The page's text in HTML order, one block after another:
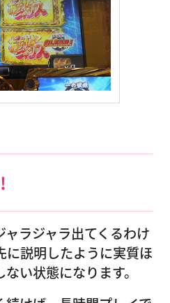
ラジャラ出てくるわけ
に説明したように実質ほ
い状態になります。